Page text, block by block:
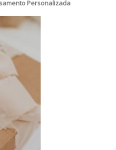
Personalizada